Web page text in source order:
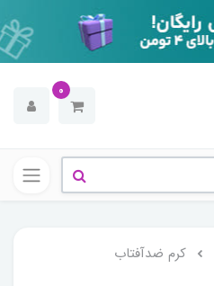
0
کرم ضدآفتاب